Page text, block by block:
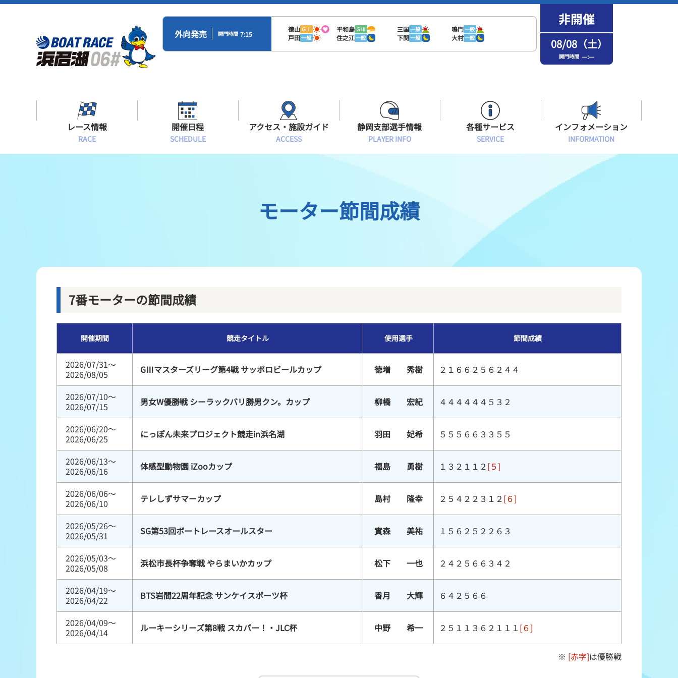
外向発売 開門時間 7:15
徳山 ＧⅠ 平和島 ＧⅢ 三国一般 鳴門一般
戸田一般 住之江一般 下関一般 大村一般 08/08（土）
開門時間 —:—
レース情報
RACE
モーター抽選結果・前検タイムランキング
得点率ランキング
ボートデータ
出目データ
開催日程
SCHEDULE
アクセス・施設ガイド
ACCESS
有料席情報
特別観覧施設ROKU浜名湖
場内フリーWi-Fiご案内
ボートレース浜名湖の楽しみ方
オラレ浜松
静岡支部選手情報
PLAYER INFO
選手募集
レーサーズファイル
各種サービス
SERVICE
メンバーズルーム会員
選手応援横断幕について
冠レース協賛キャンペーン
インフォメーション
INFORMATION
インフォメーション
モーター節間成績
7番モーターの節間成績
開催期間 競走タイトル 使用選手 節間成績
2026/07/31～
2026/08/05
GⅢマスターズリーグ第4戦 サッポロビールカップ 徳増 秀樹 ２１６６２５６２４４
2026/07/10～
2026/07/15
男女W優勝戦 シーラックバリ勝男クン。カップ 柳橋 宏紀 ４４４４４４５３２
2026/06/20～
2026/06/25
にっぽん未来プロジェクト競走in浜名湖 羽田 妃希 ５５５６６３３５５
2026/06/13～
2026/06/16
体感型動物園 iZooカップ 福島 勇樹 １３２１１２ [５]
2026/06/06～
2026/06/10
テレしずサマーカップ 島村 隆幸 ２５４２２３１２ [６]
2026/05/26～
2026/05/31
SG第53回ボートレースオールスター 實森 美祐 １５６２５２２６３
2026/05/03～
2026/05/08
浜松市長杯争奪戦 やらまいかカップ 松下 一也 ２４２５６６３４２
2026/04/19～
2026/04/22
BTS岩間22周年記念 サンケイスポーツ杯 香月 大輝 ６４２５６６
2026/04/09～
2026/04/14
ルーキーシリーズ第8戦 スカパー！・JLC杯 中野 希一 ２５１１３６２１１１ [６]
※ [赤字]は優勝戦